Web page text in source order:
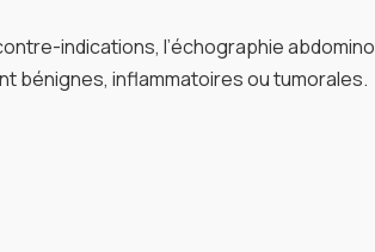
indications, l’échographie
bénignes, inflammatoires ou tumorales.